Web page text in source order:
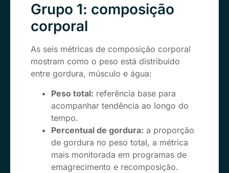
Grupo 1: composição
corporal
As seis métricas de composição corporal
mostram como o peso está distribuído
entre gordura, músculo e água:
Peso total: referência base para
acompanhar tendência ao longo do
tempo.
Percentual de gordura: a proporção
de gordura no peso total, a métrica
mais monitorada em programas de
emagrecimento e recomposição.